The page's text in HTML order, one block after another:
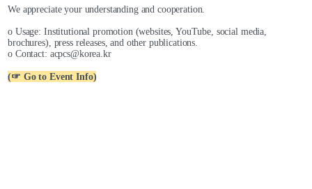
We appreciate your understanding and cooperation.
o Usage: Institutional promotion (websites, YouTube, social media,
brochures), press releases, and other publications.
o Contact: acpcs@korea.kr
(☞ Go to Event Info)